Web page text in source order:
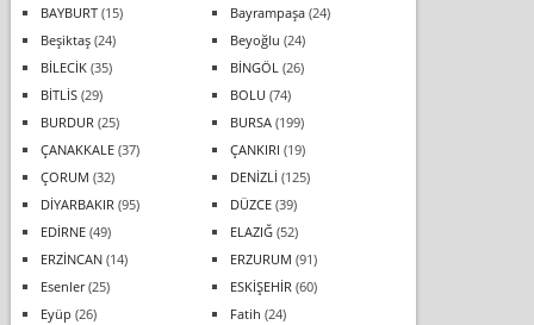
BAYBURT(15) Bayrampaşa(24)
Beşiktaş(24) Beyoğlu (24)
BİLECİK(35) BİNGÖL (26)
BİTLİS(29) BOLU (74)
BURDUR (25) BURSA(199)
ÇANAKKALE(37) ÇANKIRI (19)
ÇORUM (32) DENİZLİ (125)
DİYARBAKIR (95) DÜZCE(39)
EDİRNE(49) ELAZIĞ(52)
ERZİNCAN(14) ERZURUM (91)
Esenler(25) ESKİŞEHİR (60)
Eyüp (26) Fatih (24)